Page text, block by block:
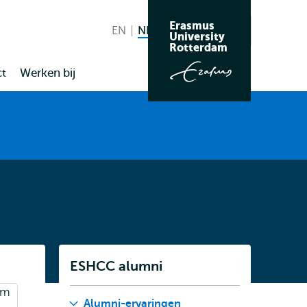
taal
EN English
NL Nederlands huidige taal
Zoeken
Erasmus
University
Rotterdam
Werken bij
Subnavigatie
ESHCC alumni
Alumni-ervaringen